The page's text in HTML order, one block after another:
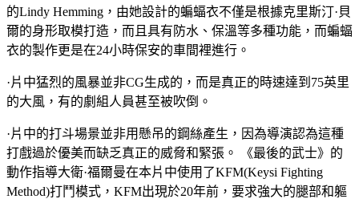
的Lindy Hemming，由她設計的蝙蝠衣不僅是根據克里斯汀·貝
爾的身形取模打造，而且具有防水、保溫等多種功能，而蝙蝠
衣的製作更是在24小時保安的車間裡進行。
·片中猛烈的風暴並非CG生成的，而是真正的時速達到75英里
的大風，有的劇組人員甚至被吹倒。
·片中的打斗場景並非用懸吊的鋼絲產生，因為導演認為這種
打戲過於優美而缺乏真正的威脅和緊張。 《最後的武士》的
動作指導大衛·福爾曼在本片中使用了KFM(Keysi Fighting
Method)打鬥模式，KFM出現於20年前，要求強大的腿部和軀